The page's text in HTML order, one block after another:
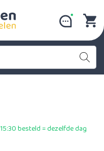
besteld = dezelfde dag